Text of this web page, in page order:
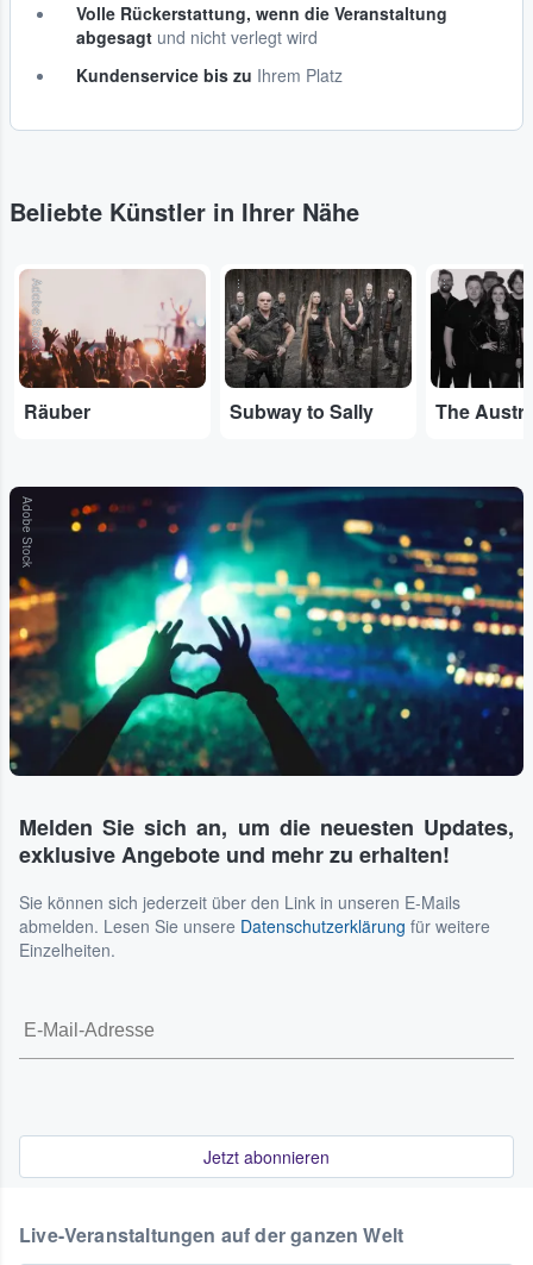
Volle Rückerstattung, wenn die Veranstaltung
abgesagt und nicht verlegt wird
Kundenservice bis zu Ihrem Platz
Beliebte Künstler in Ihrer Nähe
Adobe Stock
Räuber
...
Subway to Sally
...
Adobe Stock
Melden Sie sich an, um die neuesten Updates,
exklusive Angebote und mehr zu erhalten!
Sie können sich jederzeit über den Link in unseren E-Mails
abmelden. Lesen Sie unsere Datenschutzerklärung für weitere
Einzelheiten.
Jetzt abonnieren
Live-Veranstaltungen auf der ganzen Welt